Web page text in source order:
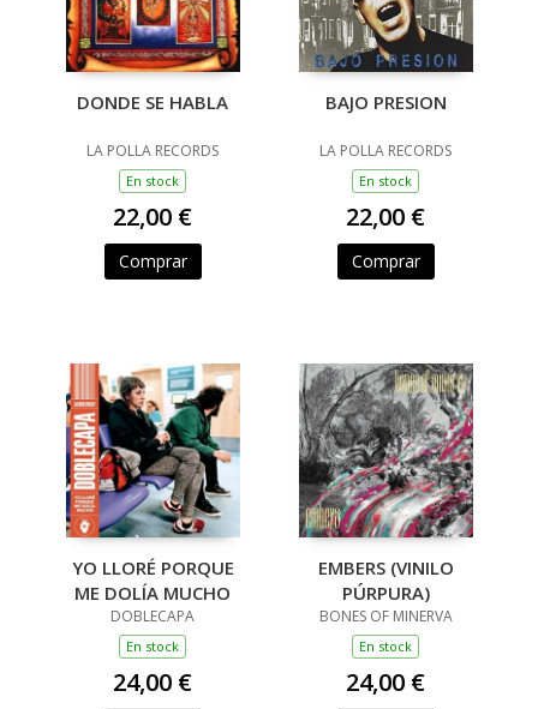
DONDE SE HABLA
LA POLLA RECORDS
En stock
22,00 €
Comprar
BAJO PRESION
LA POLLA RECORDS
En stock
22,00 €
Comprar
YO LLORÉ PORQUE
ME DOLÍA MUCHO
DOBLECAPA
En stock
24,00 €
EMBERS (VINILO
PÚRPURA)
BONES OF MINERVA
En stock
24,00 €